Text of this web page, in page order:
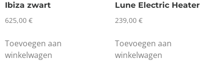
Ibiza zwart
625,00 €
Toevoegen aan
winkelwagen
Lune Electric Heater
239,00 €
Toevoegen aan
winkelwagen